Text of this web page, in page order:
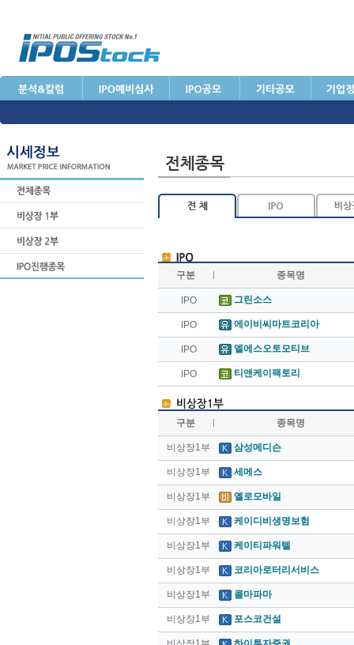
구분 종목명
IPO 그린소스
IPO 에이비씨마트코리아
IPO 엘에스오토모티브
IPO 티앤케이팩토리
구분 종목명
비상장1부 삼성메디슨
비상장1부 세메스
비상장1부 옐로모바일
비상장1부 케이디비생명보험
비상장1부 케이티파워텔
비상장1부 코리아로터리서비스
비상장1부 콜마파마
비상장1부 포스코건설